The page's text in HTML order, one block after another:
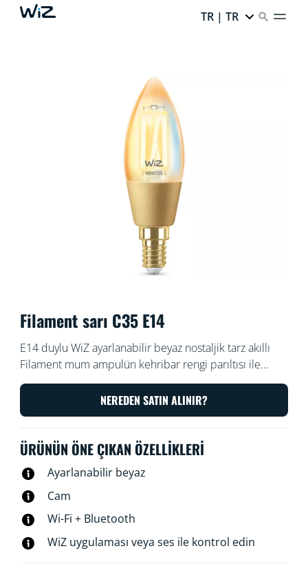
TR | TR
Filament sarı C35 E14
E14 duylu WiZ ayarlanabilir beyaz nostaljik tarz akıllı
Filament mum ampulün kehribar rengi parıltısı ile
küçük lambalarınıza akıllı ışık ekleyin. Karartmak ve
aydınlatmak için WiZ uygulamasıyla veya sesinizle
kumanda edin veya Wi-Fi kurulumlarında önceden
NEREDEN SATIN ALINIR?
ÜRÜNÜN ÖNE ÇIKAN ÖZELLIKLERI
Ayarlanabilir beyaz
Cam
Wi-Fi + Bluetooth
WiZ uygulaması veya ses ile kontrol edin